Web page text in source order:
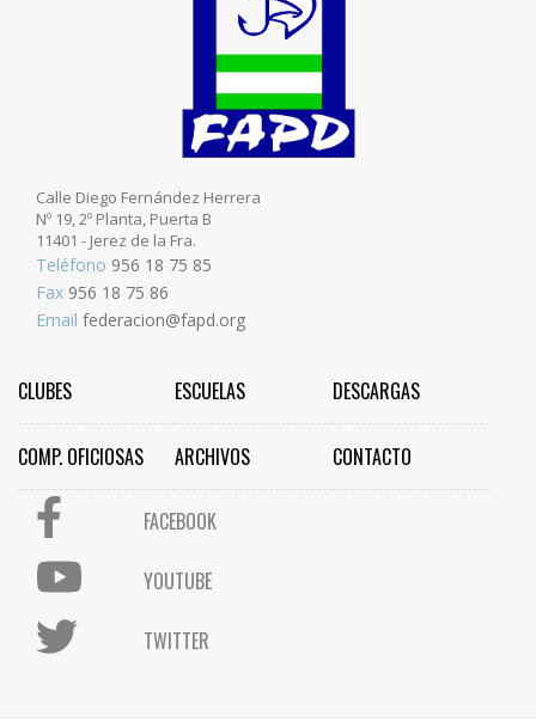
Calle Diego Fernández Herrera
Nº 19, 2º Planta, Puerta B
11401 - Jerez de la Fra.
Teléfono 956 18 75 85
Fax 956 18 75 86
Email federacion@fapd.org
CLUBES ESCUELAS DESCARGAS
COMP. OFICIOSAS ARCHIVOS CONTACTO
FACEBOOK
YOUTUBE
TWITTER